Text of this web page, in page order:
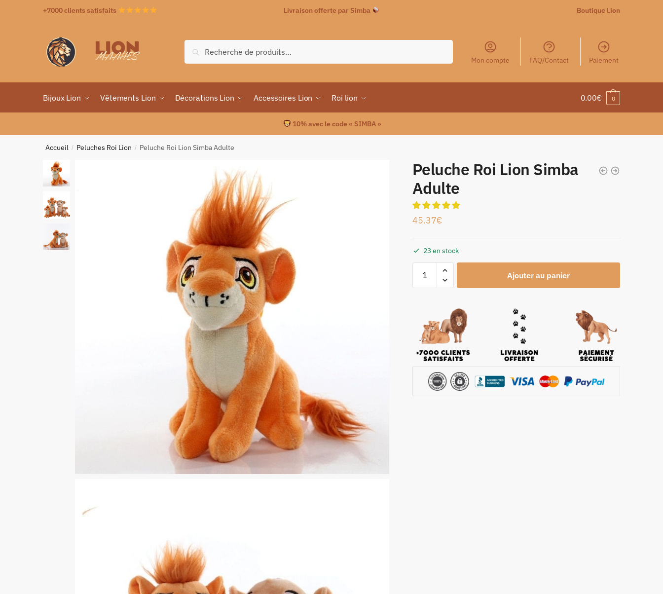
+7000 clients satisfaits Livraison offerte par Simba Boutique Lion
Recherche
Mon compte FAQ/Contact Paiement
Bijoux Lion Vêtements Lion Décorations Lion Accessoires Lion Roi lion 0.00€ 0
10% avec le code « SIMBA »
Accueil / Peluches Roi Lion / Peluche Roi Lion Simba Adulte
Peluche Roi Lion Simba
Adulte
45.37€
23 en stock
Ajouter au panier